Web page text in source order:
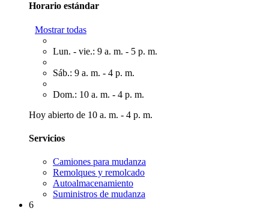
Horario estándar
Mostrar todas
Lun. - vie.: 9 a. m. - 5 p. m.
Sáb.: 9 a. m. - 4 p. m.
Dom.: 10 a. m. - 4 p. m.
Hoy abierto de 10 a. m. - 4 p. m.
Servicios
Camiones para mudanza
Remolques y remolcado
Autoalmacenamiento
Suministros de mudanza
6